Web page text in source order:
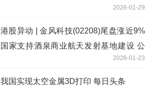
2026-01-29
港股异动 | 金风科技(02208)尾盘涨近9%
国家支持酒泉商业航天发射基地建设 公
司战略投资绑定蓝箭航天 最资讯2026-01-23
我国实现太空金属3D打印 每日头条